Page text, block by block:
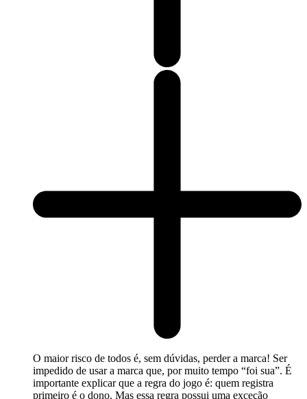
O maior risco de todos é, sem dúvidas, perder a marca! Ser
impedido de usar a marca que, por muito tempo “foi sua”. É
importante explicar que a regra do jogo é: quem registra
primeiro é o dono. Mas essa regra possui uma exceção